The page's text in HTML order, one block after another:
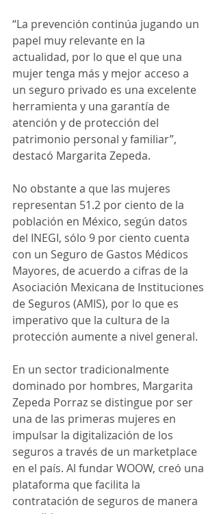
“La prevención continúa jugando un
papel muy relevante en la
actualidad, por lo que el que una
mujer tenga más y mejor acceso a
un seguro privado es una excelente
herramienta y una garantía de
atención y de protección del
patrimonio personal y familiar”,
destacó Margarita Zepeda.
No obstante a que las mujeres
representan 51.2 por ciento de la
población en México, según datos
del INEGI, sólo 9 por ciento cuenta
con un Seguro de Gastos Médicos
Mayores, de acuerdo a cifras de la
Asociación Mexicana de Instituciones
de Seguros (AMIS), por lo que es
imperativo que la cultura de la
protección aumente a nivel general.
En un sector tradicionalmente
dominado por hombres, Margarita
Zepeda Porraz se distingue por ser
una de las primeras mujeres en
impulsar la digitalización de los
seguros a través de un marketplace
en el país. Al fundar WOOW, creó una
plataforma que facilita la
contratación de seguros de manera